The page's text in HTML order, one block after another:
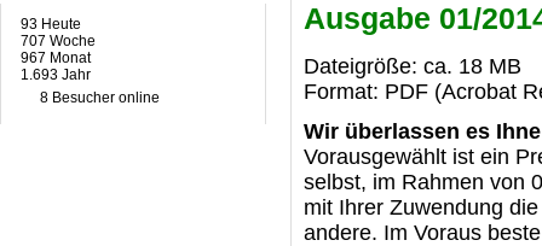
93 Heute
707 Woche
967 Monat
1.693 Jahr
8 Besucher online
Ausgabe 01/
Dateigröße: ca. 18 MB
Format: PDF (Acrobat
Wir überlassen es
Vorausgewählt ist ein
selbst, im Rahmen von
mit Ihrer Zuwendung
andere. Im Voraus